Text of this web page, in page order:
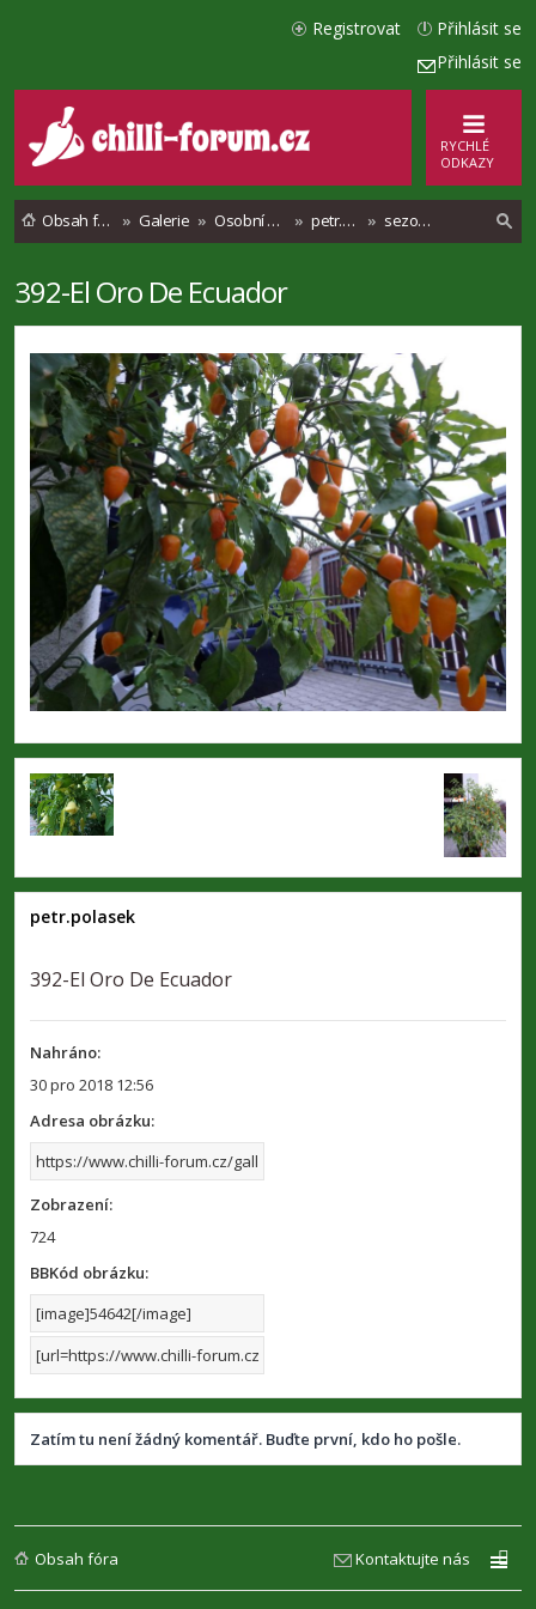
Přihlásit se
Přihlásit se
Registrovat
RYCHLÉ
ODKAZY
Obsah fóra Galerie Osobní alba petr.polasek sezona 2018
e
392-El Oro De Ecuador
petr.polasek
392-El Oro De Ecuador
Nahráno:
30 pro 2018 12:56
Adresa obrázku:
Zobrazení:
724
BBKód obrázku:
Zatím tu není žádný komentář. Buďte první, kdo ho pošle.
Obsah fóra Kontaktujte nás